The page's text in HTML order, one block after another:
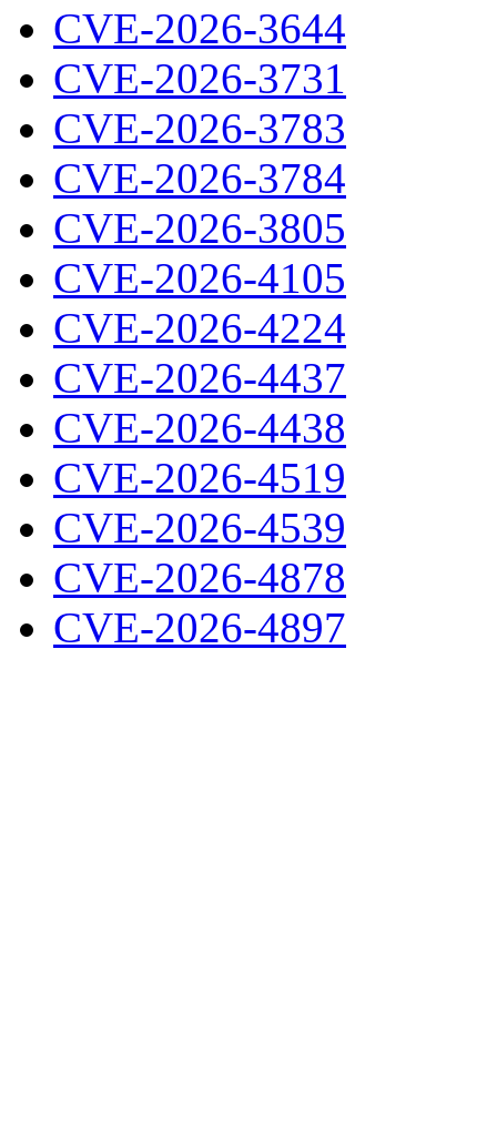
CVE-2026-3644
CVE-2026-3731
CVE-2026-3783
CVE-2026-3784
CVE-2026-3805
CVE-2026-4105
CVE-2026-4224
CVE-2026-4437
CVE-2026-4438
CVE-2026-4519
CVE-2026-4539
CVE-2026-4878
CVE-2026-4897